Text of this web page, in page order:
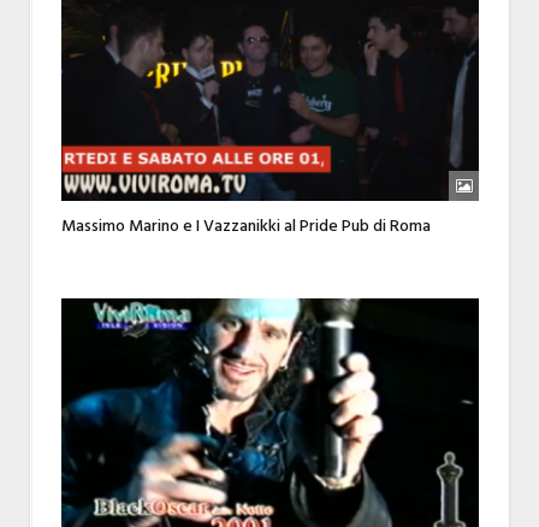
Massimo Marino e I Vazzanikki al Pride Pub di Roma